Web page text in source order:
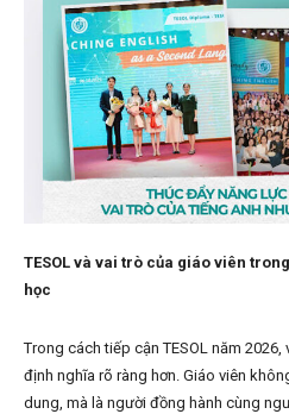
TESOL và vai trò của giáo viên
học
Trong cách tiếp cận TESOL năm
định nghĩa rõ ràng hơn. Giáo viên
dung, mà là người đồng hành cùng